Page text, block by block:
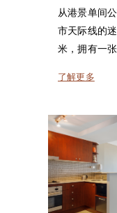
从港景单间
市天际线的
米，拥有一
了解更多